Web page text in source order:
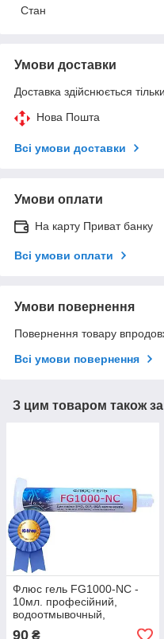
Стан
Умови доставки
Доставка здійснюється
Нова Пошта
Всі умови доставки
Умови оплати
На карту Приват банку
Всі умови оплати
Умови повернення
Повернення товару
Всі умови повернення
З цим товаром також
Флюс гель FG1000-NC -
10мл. професійний,
водоотмывочный,
водосмываемый
90 ₴